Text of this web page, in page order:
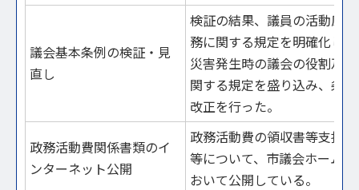
議会基本条例の検証・見
直し
検証の結果、議員の活動原
務に関する規定を明確化し
災害発生時の議会の役割及
関する規定を盛り込み、条
改正を行った。
政務活動費関係書類のイ
ンターネット公開
政務活動費の領収書等支払
等について、市議会ホーム
おいて公開している。